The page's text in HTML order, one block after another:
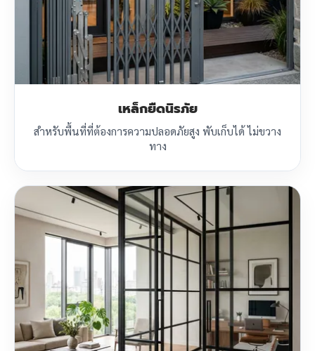
เหล็กยืดนิรภัย
สำหรับพื้นที่ที่ต้องการความปลอดภัยสูง พับเก็บได้ ไม่ขวาง
ทาง